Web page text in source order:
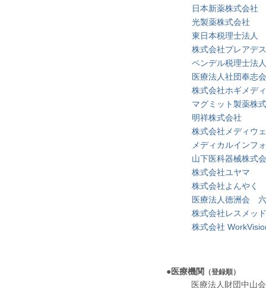
日本新薬株式会社
光製薬株式会社
東日本税理士法人
株式会社プレアデ
ペンデル税理士法人
医療法人社団奉志会
株式会社ホギメデ
マグミット製薬株
明祥株式会社
株式会社メディウ
メディカルインフ
山下医科器械株式
株式会社ユヤマ
株式会社よんやく
医療法人徳洲会
株式会社レスメッド
株式会社
●医療機関 （登録順）
医療法人財団中山